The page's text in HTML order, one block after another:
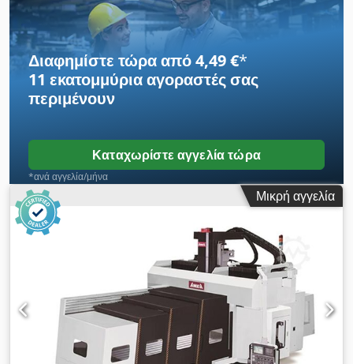
1.100 mm Csdpowwt Nmefx Amhjrf Σύστημα υποδοχής
εργαλείων: SK40 Αποθήκη εργαλείων: 60 θέσεων Ταχύτητα
περιστροφής: 10.000 στροφές/λεπτό Βάρος: περίπου 20 τόνοι
3826
Διαφημίστε τώρα από 4,49 €*
11 εκατομμύρια αγοραστέςσας
περιμένουν
Καταχωρίστε αγγελία τώρα
*ανά αγγελία/μήνα
Μικρή αγγελία